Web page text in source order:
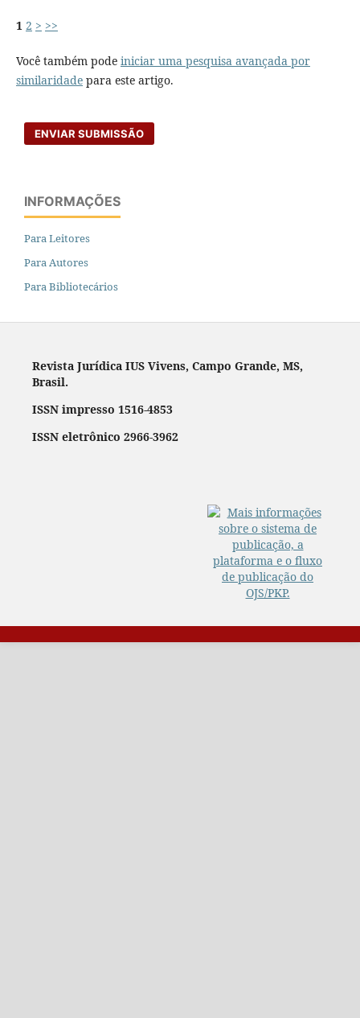
1 2 > >>
Você também pode iniciar uma pesquisa avançada por
similaridadepara este artigo.
ENVIAR SUBMISSÃO
INFORMAÇÕES
Para Leitores
Para Autores
Para Bibliotecários
Revista Jurídica IUS Vivens, Campo Grande, MS,
Brasil.
ISSN impresso 1516-4853
ISSN eletrônico 2966-3962